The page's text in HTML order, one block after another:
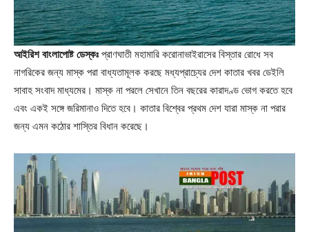
আইরিশ বাংলাপোষ্ট ডেস্কঃ প্রাণঘাতী মহামারি করোনাভাইরাসের বিস্তার রোধে সব
নাগরিকের জন্য মাস্ক পরা বাধ্যতামূলক করছে মধ্যপ্রাচ্যের দেশ কাতার খবর ডেইলি
সাবাহ সংবাদ মাধ্যমের। মাস্ক না পরলে সেখানে তিন বছরের কারাদণ্ড ভোগ করতে হবে
এবং একই সঙ্গে জরিমানাও দিতে হবে। কাতার বিশ্বের প্রথম দেশ যারা মাস্ক না পরার
জন্য এমন কঠোর শাস্তির বিধান করেছে।